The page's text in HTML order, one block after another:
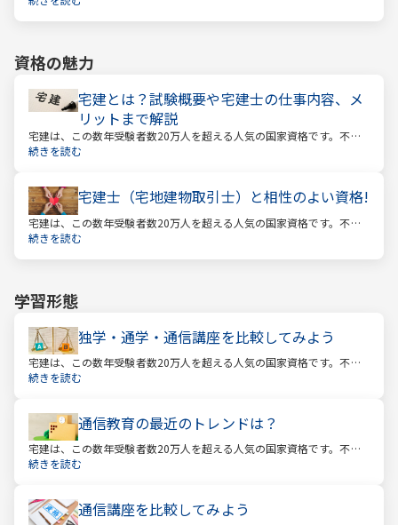
資格の魅力
宅建とは？試験概要や宅建士の仕事内容、メ
リットまで解説
宅建は、この数年受験者数20万人を超える人気の国家資格です。不動
産業に携わる人をはじめ、他業種、学生、主婦まで、さまざまな方が
続きを読む
宅建士（宅地建物取引士）と相性のよい資格!
宅建は、この数年受験者数20万人を超える人気の国家資格です。不動
産業に携わる人をはじめ、他業種、学生、主婦まで、さまざまな方が
続きを読む
学習形態
独学・通学・通信講座を比較してみよう
宅建は、この数年受験者数20万人を超える人気の国家資格です。不動
産業に携わる人をはじめ、他業種、学生、主婦まで、さまざまな方が
続きを読む
通信教育の最近のトレンドは？
宅建は、この数年受験者数20万人を超える人気の国家資格です。不動
産業に携わる人をはじめ、他業種、学生、主婦まで、さまざまな方が
続きを読む
通信講座を比較してみよう